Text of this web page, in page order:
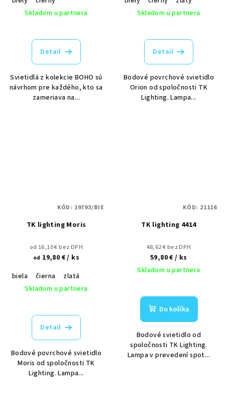
Skladom u partnera
Detail
Svietidlá z kolekcie BOHO sú
návrhom pre každého, kto sa
zameriava na...
Skladom u partnera
Detail
Bodové povrchové svietidlo
Orion od spoločnosti TK
Lighting. Lampa...
TK lighting Moris
od 16,10 € bez DPH
od 19,80 €/ ks
biela
čierna
zlatá
Skladom u partnera
Detail
Bodové povrchové svietidlo
Moris od spoločnosti TK
Lighting. Lampa...
KÓD: 19793/BIE
TK lighting 4414
48,62 € bez DPH
59,80 €/ ks
Skladom u partnera
Do košíka
Bodové svietidlo od
spoločnosti TK Lighting.
Lampa v prevedení spot...
KÓD: 21116